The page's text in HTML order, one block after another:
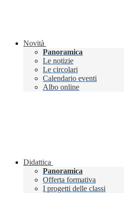
Novità
Panoramica
Le notizie
Le circolari
Calendario eventi
Albo online
Didattica
Panoramica
Offerta formativa
I progetti delle classi